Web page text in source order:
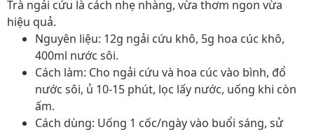
Trà ngải cứu là cách nhẹ nhàng, vừa thơm ngon vừa
hiệu quả.
Nguyên liệu: 12g ngải cứu khô, 5g hoa cúc khô,
400ml nước sôi.
Cách làm: Cho ngải cứu và hoa cúc vào bình, đổ
nước sôi, ủ 10-15 phút, lọc lấy nước, uống khi còn
ấm.
Cách dùng: Uống 1 cốc/ngày vào buổi sáng, sử